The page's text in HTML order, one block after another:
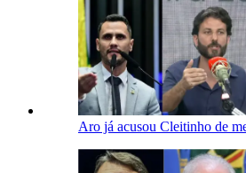
Aro já acusou Cleitinho de